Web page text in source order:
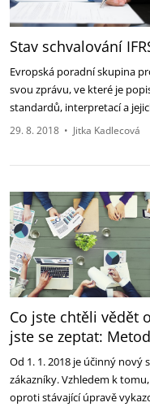
Stav schvalování
Evropská poradní skupina
svou zprávu, ve které je
standardů, interpretací a
29. 8. 2018 • Jitka Kadlecová
Co jste chtěli vědět
jste se zeptat:
Od 1. 1. 2018 je účinný nový
zákazníky. Vzhledem k
oproti stávající úpravě